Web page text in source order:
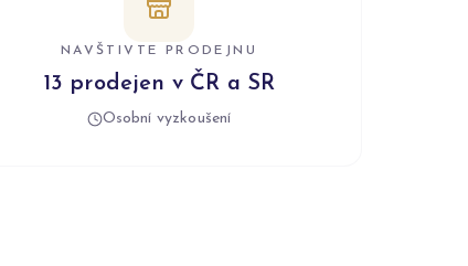
NAVŠTIVTE PRODEJNU
13 prodejen v ČR a SR
Osobní vyzkoušení